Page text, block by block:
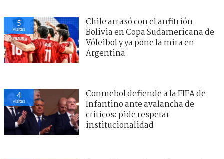
5
visitas
Chile arrasó con el anfitrión
Bolivia en Copa Sudamericana de
Vóleibol y ya pone la mira en
Argentina
4
visitas
Conmebol defiende a la FIFA de
Infantino ante avalancha de
críticos: pide respetar
institucionalidad